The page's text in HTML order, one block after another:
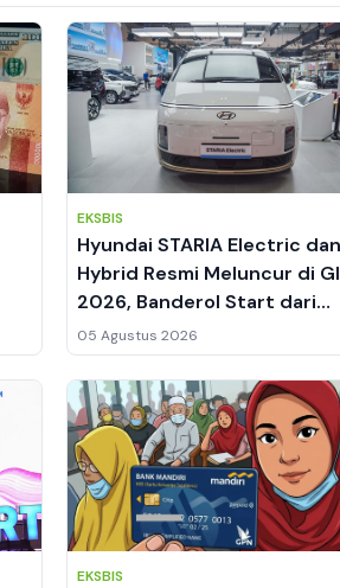
EKSBIS
Hyundai STARIA Electric
Hybrid Resmi Meluncur di
2026, Banderol Start dari
Segmen MPV Premium
05 Agustus 2026
EKSBIS